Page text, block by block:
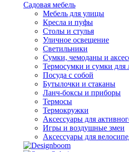
Садовая мебель
Мебель для улицы
Кресла и пуфы
Столы и стулья
Уличное освещение
Светильники
Сумки, чемоданы и
Термосумки и сумки для
Посуда с собой
Бутылочки и стаканы
Ланч-боксы и приборы
Термосы
Термокружки
Аксессуары для
Игры и воздушные змеи
Аксессуары для